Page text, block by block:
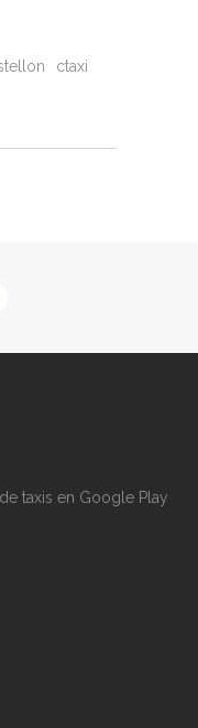
ctaxi
taxis en Google Play